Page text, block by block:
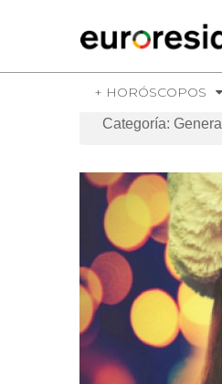
+ HORÓSCOPOS
Categoría: General